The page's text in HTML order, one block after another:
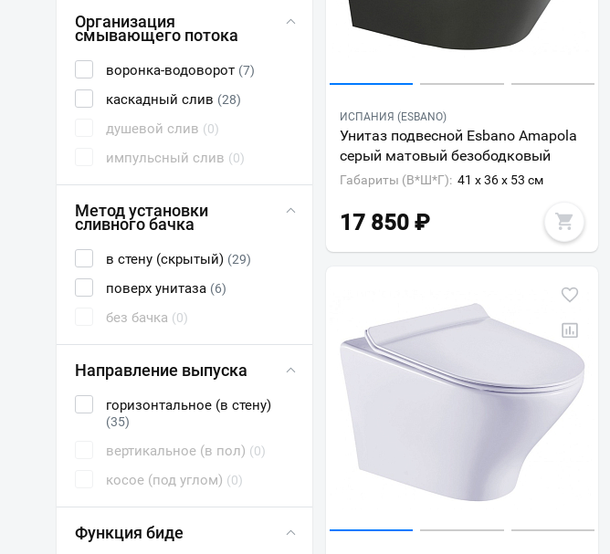
Организация
смывающего потока
воронка-водоворот (7)
каскадный слив (28)
душевой слив (0)
импульсный слив (0)
Метод установки
сливного бачка
в стену (скрытый) (29)
поверх унитаза (6)
без бачка (0)
Направление выпуска
горизонтальное (в стену)
(35)
вертикальное (в пол) (0)
косое (под углом) (0)
Функция биде
ИСПАНИЯ (ESBANO)
Унитаз подвесной Esbano Amapola
серый матовый безободковый
Габариты (В*Ш*Г): 41 x 36 x 53 см
17 850 ₽